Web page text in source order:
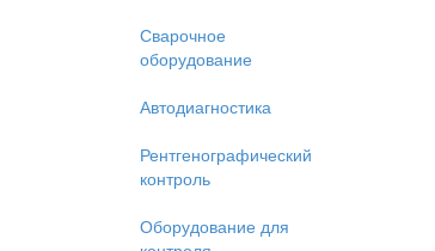
Сварочное
оборудование
Автодиагностика
Рентгенографический
контроль
Оборудование для